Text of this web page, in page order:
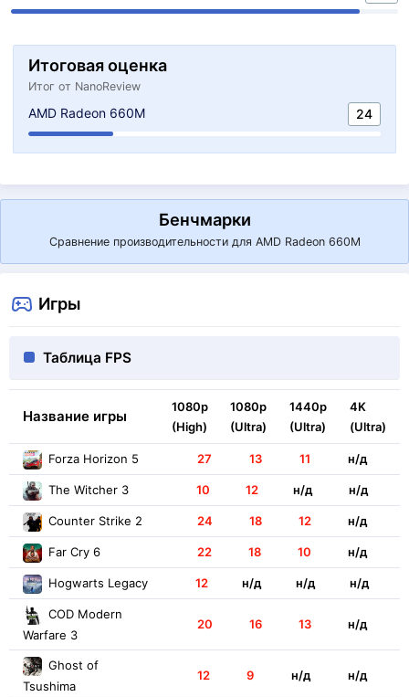
Итоговая оценка
Итог от NanoReview
AMD Radeon 660M 24
Бенчмарки
Сравнение производительности для AMD Radeon 660M
Игры
Таблица FPS
Название игры
1080p
(High)
1080p
(Ultra)
1440p
(Ultra)
4K
(Ultra)
Forza Horizon 5 27 13 11 н/д
The Witcher 3 10 12 н/д н/д
Counter Strike 2 24 18 12 н/д
Far Cry 6 22 18 10 н/д
Hogwarts Legacy 12 н/д н/д н/д
COD Modern
Warfare 3
20 16 13 н/д
Ghost of
Tsushima
12 9 н/д н/д